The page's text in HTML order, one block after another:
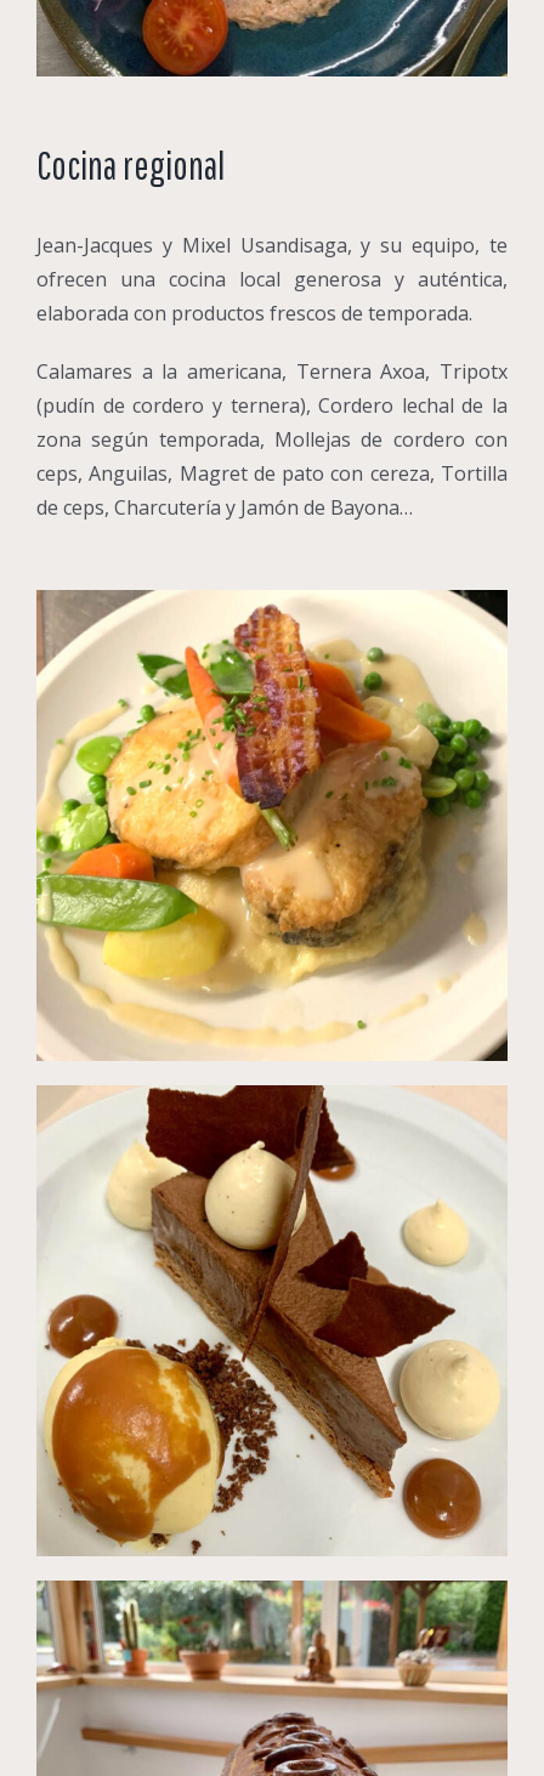
Cocina regional
Jean-Jacques y Mixel Usandisaga, y su equipo, te
ofrecen una cocina local generosa y auténtica,
elaborada con productos frescos de temporada.
Calamares a la americana, Ternera Axoa, Tripotx
(pudín de cordero y ternera), Cordero lechal de la
zona según temporada, Mollejas de cordero con
ceps, Anguilas, Magret de pato con cereza, Tortilla
de ceps, Charcutería y Jamón de Bayona…